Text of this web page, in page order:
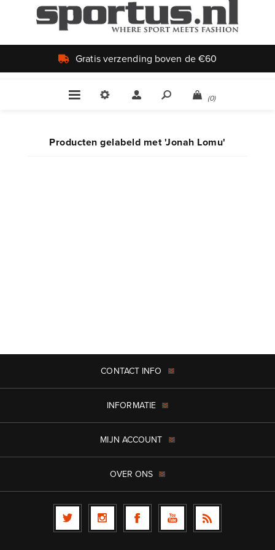
Gratis verzending boven de €60
(0)
Producten gelabeld met 'Jonah Lomu'
CONTACT INFO
INFORMATIE
MIJN ACCOUNT
OVER ONS